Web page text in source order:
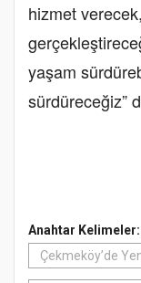
hizmet
yaşam
sürdüreceğiz”
Anahtar Kelimeler:
Çekmeköy’de